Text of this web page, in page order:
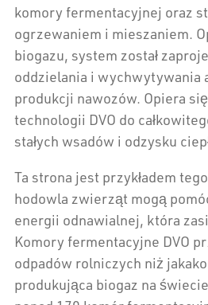
komory fermentacyjnej oraz
ogrzewaniem i mieszaniem.
biogazu, system został
oddzielania i wychwytywania
produkcji nawozów. Opiera
technologii DVO do
stałych wsadów i odzysku
Ta strona jest przykładem
hodowla zwierząt mogą
energii odnawialnej, która
Komory fermentacyjne DVO
odpadów rolniczych niż
produkująca biogaz na